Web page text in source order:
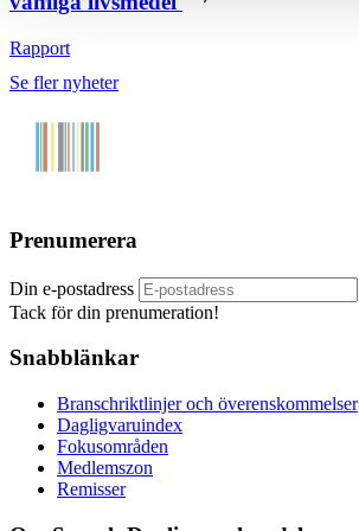
Rapport
Se fler nyheter
Prenumerera
Din e-postadress
Tack för din prenumeration!
Snabblänkar
Branschriktlinjer och överenskommelser
Dagligvaruindex
Fokusområden
Medlemszon
Remisser